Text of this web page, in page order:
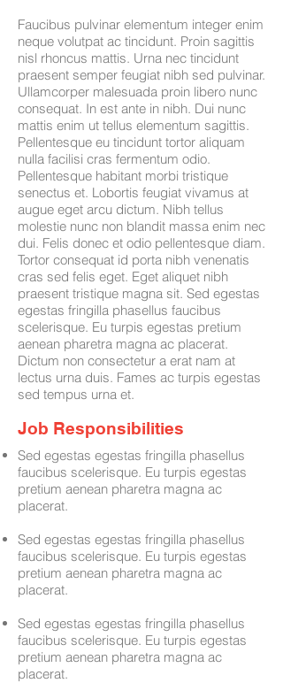
Faucibus pulvinar elementum integer enim
neque volutpat ac tincidunt. Proin sagittis
nisl rhoncus mattis. Urna nec tincidunt
praesent semper feugiat nibh sed pulvinar.
Ullamcorper malesuada proin libero nunc
consequat. In est ante in nibh. Dui nunc
mattis enim ut tellus elementum sagittis.
Pellentesque eu tincidunt tortor aliquam
nulla facilisi cras fermentum odio.
Pellentesque habitant morbi tristique
senectus et. Lobortis feugiat vivamus at
augue eget arcu dictum. Nibh tellus
molestie nunc non blandit massa enim nec
dui. Felis donec et odio pellentesque diam.
Tortor consequat id porta nibh venenatis
cras sed felis eget. Eget aliquet nibh
praesent tristique magna sit. Sed egestas
egestas fringilla phasellus faucibus
scelerisque. Eu turpis egestas pretium
aenean pharetra magna ac placerat.
Dictum non consectetur a erat nam at
lectus urna duis. Fames ac turpis egestas
sed tempus urna et.
Job Responsibilities
Sed egestas egestas fringilla phasellus
faucibus scelerisque. Eu turpis egestas
pretium aenean pharetra magna ac
placerat.
Sed egestas egestas fringilla phasellus
faucibus scelerisque. Eu turpis egestas
pretium aenean pharetra magna ac
placerat.
Sed egestas egestas fringilla phasellus
faucibus scelerisque. Eu turpis egestas
pretium aenean pharetra magna ac
placerat.